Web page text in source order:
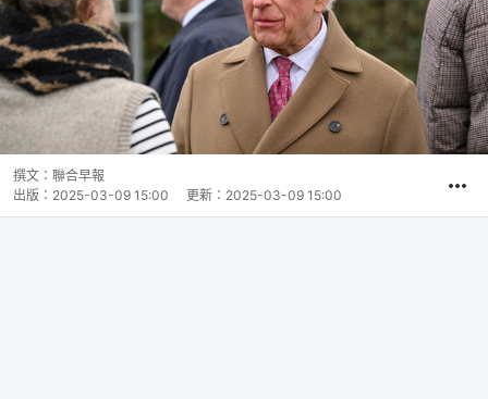
撰文： 聯合早報
出版： 2025-03-09 15:00 更新： 2025-03-09 15:00